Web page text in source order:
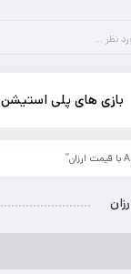
بازی های پلی استیشن